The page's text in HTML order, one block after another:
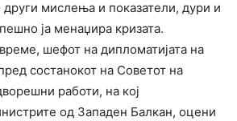
други мислења и показатели, дури и
ја менаџира кризата.
шефот на дипломатијата на
состанокот на Советот на
работи, на кој
од Западен Балкан, оцени